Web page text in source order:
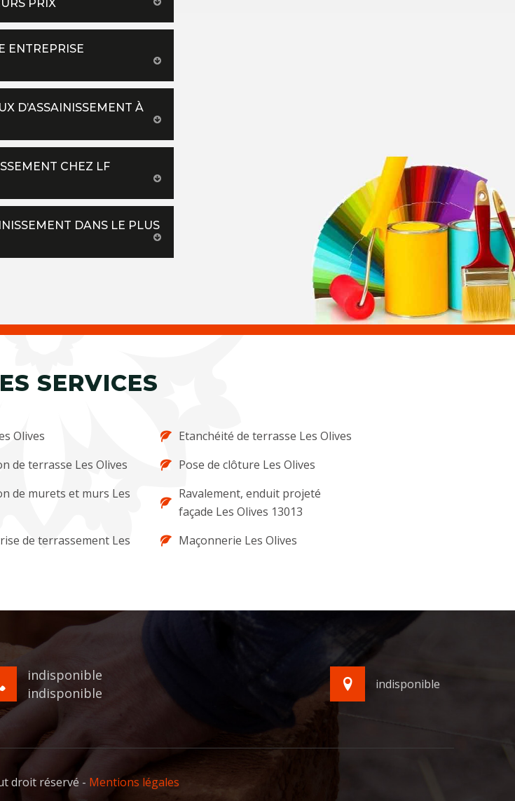
PRIX
ENTREPRISE
D’ASSAINISSEMENT À
CHEZ LF
DANS LE PLUS
SERVICES
Olives
de terrasse Les Olives
de murets et murs Les
de terrassement Les
Etanchéité de terrasse Les Olives
Pose de clôture Les Olives
Ravalement, enduit projeté
façade Les Olives 13013
Maçonnerie Les Olives
indisponible
indisponible
indisponible
droit réservé - Mentions légales